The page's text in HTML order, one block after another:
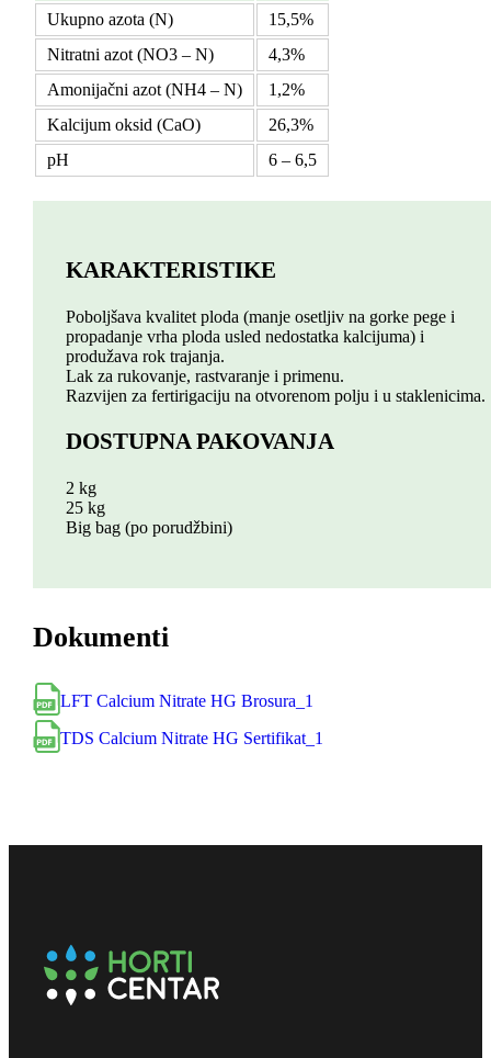
Ukupno azota (N)
15,5%
Nitratni azot (NO3 – N)
4,3%
Amonijačni azot (NH4 – N)
1,2%
Kalcijum oksid (CaO)
26,3%
pH
6 – 6,5
KARAKTERISTIKE
Poboljšava kvalitet ploda (manje osetljiv na gorke pege i
propadanje vrha ploda usled nedostatka kalcijuma) i
produžava rok trajanja.
Lak za rukovanje, rastvaranje i primenu.
Razvijen za fertirigaciju na otvorenom polju i u staklenicima.
DOSTUPNA PAKOVANJA
2 kg
25 kg
Big bag (po porudžbini)
Dokumenti
LFT Calcium Nitrate HG Brosura_1
TDS Calcium Nitrate HG Sertifikat_1